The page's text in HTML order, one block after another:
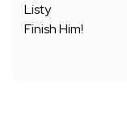
Listy
Finish Him!